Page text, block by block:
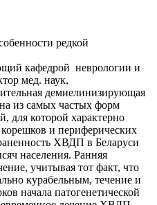
кафедрой неврологии и
мед. наук,
демиелинизирующая
из самых частых форм
для которой характерно
и периферических
ХВДП в Беларуси
населения. Ранняя
учитывая тот факт, что
курабельным, течение и
начала патогенетической